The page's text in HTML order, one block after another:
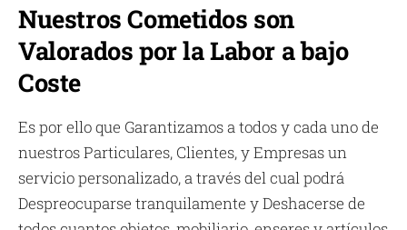
Nuestros Cometidos son
Valorados por la Labor a bajo
Coste
Es por ello que Garantizamos a todos y cada uno de
nuestros Particulares, Clientes, y Empresas un
servicio personalizado, a través del cual podrá
Despreocuparse tranquilamente y Deshacerse de